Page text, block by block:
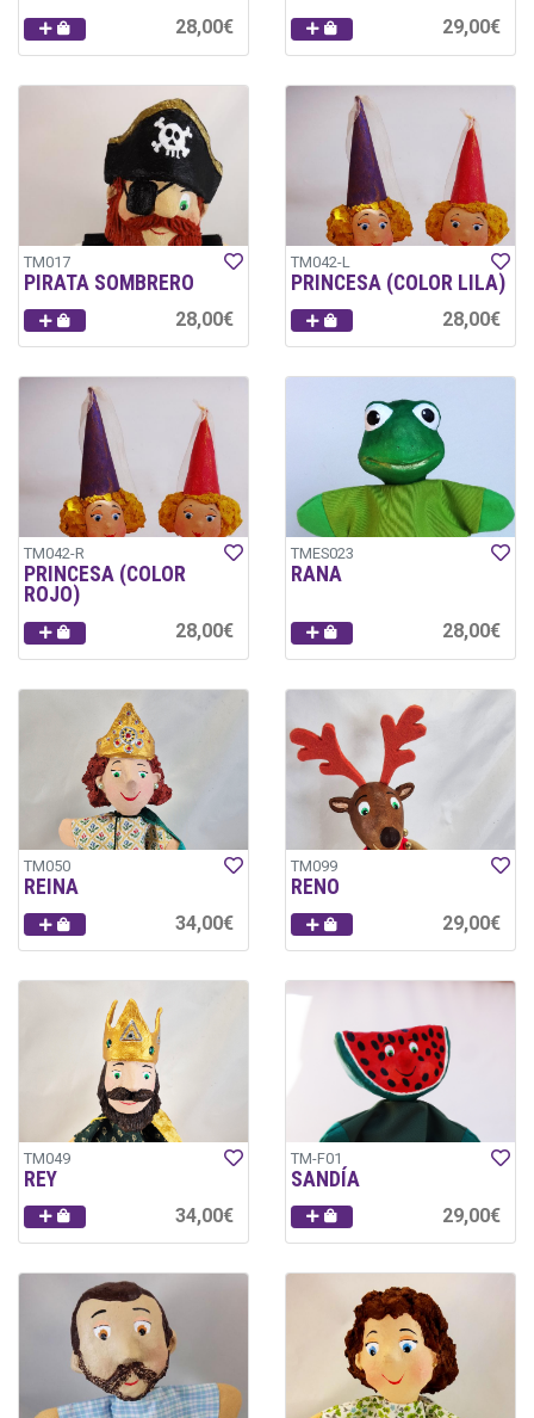
28,00€ 29,00€
TM017
PIRATA SOMBRERO
28,00€
TM042-L
PRINCESA (COLOR LILA)
28,00€
TM042-R
PRINCESA (COLOR
ROJO)
28,00€
TMES023
RANA
28,00€
TM050
REINA
34,00€
TM099
RENO
29,00€
TM049
REY
34,00€
TM-F01
SANDÍA
29,00€